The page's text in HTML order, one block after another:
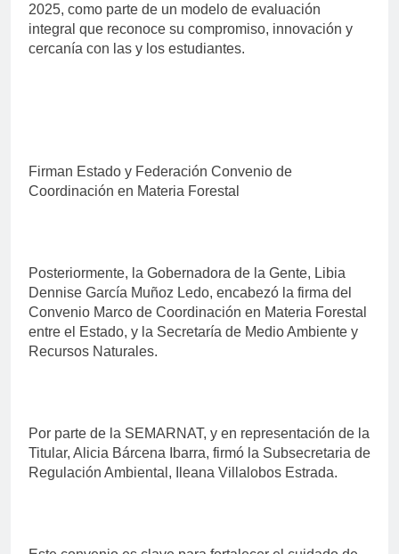
2025, como parte de un modelo de evaluación
integral que reconoce su compromiso, innovación y
cercanía con las y los estudiantes.
Firman Estado y Federación Convenio de
Coordinación en Materia Forestal
Posteriormente, la Gobernadora de la Gente, Libia
Dennise García Muñoz Ledo, encabezó la firma del
Convenio Marco de Coordinación en Materia Forestal
entre el Estado, y la Secretaría de Medio Ambiente y
Recursos Naturales.
Por parte de la SEMARNAT, y en representación de la
Titular, Alicia Bárcena Ibarra, firmó la Subsecretaria de
Regulación Ambiental, Ileana Villalobos Estrada.